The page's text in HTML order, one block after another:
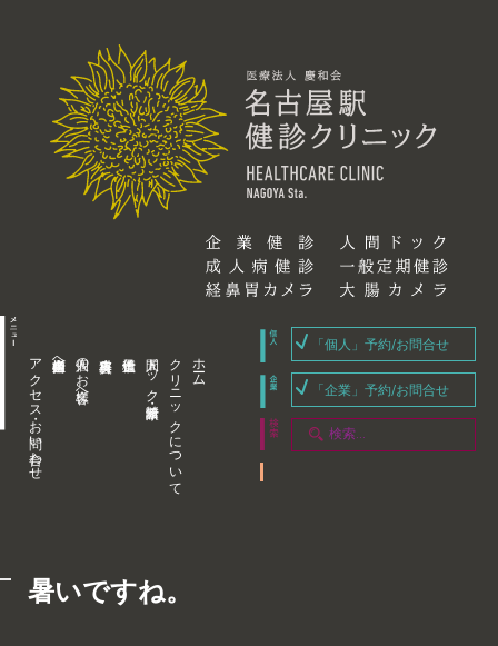
アクセス・お問い合わせ 企業内担当者様へ 個人のお客様へ 人間ドック・健康診断 クリニックについて ホーム
「個人」予約/お問合せ
「企業」予約/お問合せ
暑いですね。